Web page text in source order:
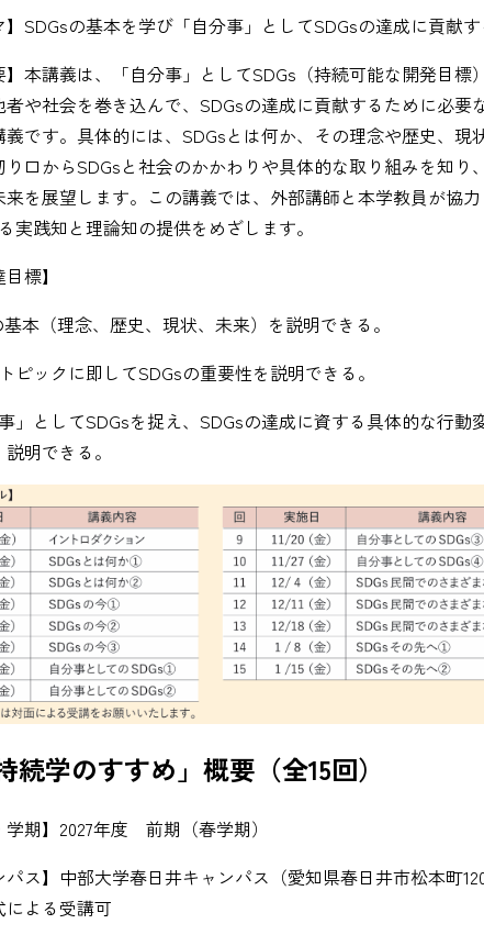
】SDGsの基本を学び「自分事」としてSDGsの達成に貢献す
】本講義は、「自分事」としてSDGs（持続可能な開発目標
者や社会を巻き込んで、SDGsの達成に貢献するために必要
義です。具体的には、SDGsとは何か、その理念や歴史、現
り口からSDGsと社会のかかわりや具体的な取り組みを知り
を展望します。この講義では、外部講師と本学教員が協力
実践知と理論知の提供をめざします。
標】
基本（理念、歴史、現状、未来）を説明できる。
ピックに即してSDGsの重要性を説明できる。
事」としてSDGsを捉え、SDGsの達成に資する具体的な行動
明できる。
続学のすすめ」概要（全15回）
学期】2027年度 前期（春学期）
パス】中部大学春日井キャンパス（愛知県春日井市松本町
よる受講可